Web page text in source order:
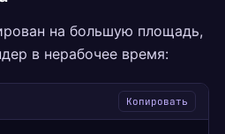
на большую площадь,
в нерабочее время:
Копировать